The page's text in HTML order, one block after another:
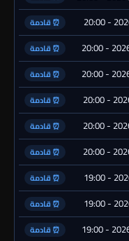
⏰ قادمة
⏰ قادمة
⏰ قادمة
⏰ قادمة
⏰ قادمة
⏰ قادمة
⏰ قادمة
⏰ قادمة
⏰ قادمة